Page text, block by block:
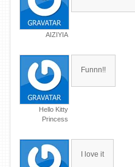
AIZIYIA
Hello Kitty
Princess
Funnn!!
I love it